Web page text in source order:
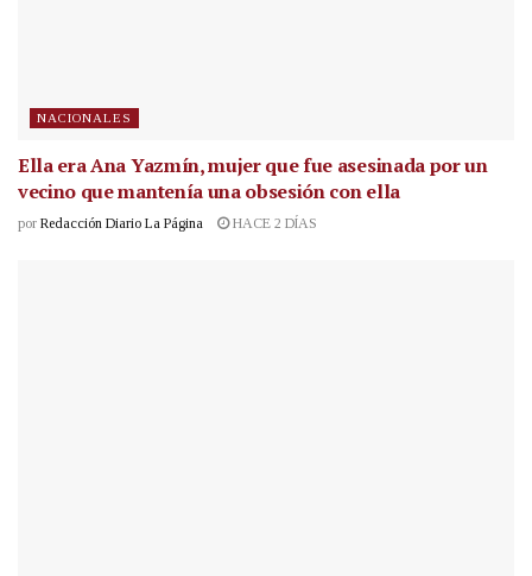
NACIONALES
Ella era Ana Yazmín, mujer que fue asesinada por un
vecino que mantenía una obsesión con ella
por Redacción Diario La Página HACE 2 DÍAS